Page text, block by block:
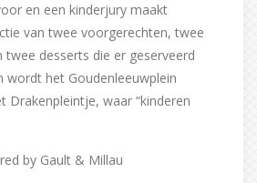
en een kinderjury maakt
van twee voorgerechten, twee
desserts die er geserveerd
wordt het Goudenleeuwplein
Drakenpleintje, waar “kinderen
by Gault & Millau